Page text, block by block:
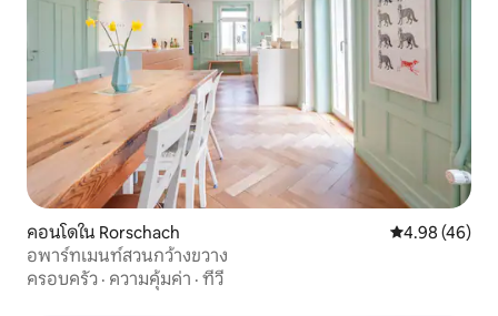
คอนโดใน Rorschach คะแนนเฉลี่ย
4.98 (46)
อพาร์ทเมนท์สวนกว้างขวาง
ครอบครัว · ความคุ้มค่า · ทีวี